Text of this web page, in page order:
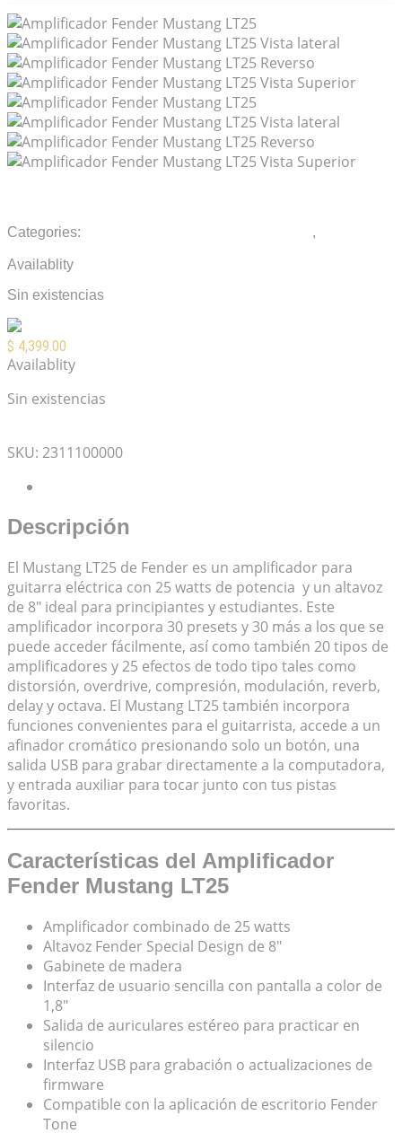
Categories:
,
Availablity
Sin existencias
$ 4,399.00
Availablity
Sin existencias
SKU: 2311100000
Descripción
El Mustang LT25 de Fender es un amplificador para
guitarra eléctrica con 25 watts de potencia y un altavoz
de 8″ ideal para principiantes y estudiantes. Este
amplificador incorpora 30 presets y 30 más a los que se
puede acceder fácilmente, así como también 20 tipos de
amplificadores y 25 efectos de todo tipo tales como
distorsión, overdrive, compresión, modulación, reverb,
delay y octava. El Mustang LT25 también incorpora
funciones convenientes para el guitarrista, accede a un
afinador cromático presionando solo un botón, una
salida USB para grabar directamente a la computadora,
y entrada auxiliar para tocar junto con tus pistas
favoritas.
Características del Amplificador
Fender Mustang LT25
Amplificador combinado de 25 watts
Altavoz Fender Special Design de 8″
Gabinete de madera
Interfaz de usuario sencilla con pantalla a color de
1,8″
Salida de auriculares estéreo para practicar en
silencio
Interfaz USB para grabación o actualizaciones de
firmware
Compatible con la aplicación de escritorio Fender
Tone